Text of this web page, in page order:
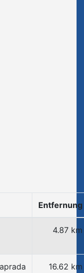
Entfernung
4.87 km
16.62 km